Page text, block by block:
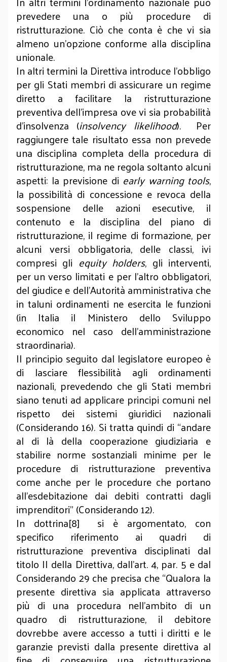
prevedere una o più procedure di
ristrutturazione. Ciò che conta è che vi sia
almeno un’opzione conforme alla disciplina
unionale.
In altri termini la Direttiva introduce l’obbligo
per gli Stati membri di assicurare un regime
diretto a facilitare la ristrutturazione
preventiva dell’impresa ove vi sia probabilità
d’insolvenza (insolvency likelihood). Per
raggiungere tale risultato essa non prevede
una disciplina completa della procedura di
ristrutturazione, ma ne regola soltanto alcuni
aspetti: la previsione di early warning tools,
la possibilità di concessione e revoca della
sospensione delle azioni esecutive, il
contenuto e la disciplina del piano di
ristrutturazione, il regime di formazione, per
alcuni versi obbligatoria, delle classi, ivi
compresi gli equity holders, gli interventi,
per un verso limitati e per l’altro obbligatori,
del giudice e dell’Autorità amministrativa che
in taluni ordinamenti ne esercita le funzioni
(in Italia il Ministero dello Sviluppo
economico nel caso dell’amministrazione
straordinaria).
Il principio seguito dal legislatore europeo è
di lasciare flessibilità agli ordinamenti
nazionali, prevedendo che gli Stati membri
siano tenuti ad applicare principi comuni nel
rispetto dei sistemi giuridici nazionali
(Considerando 16). Si tratta quindi di “andare
al di là della cooperazione giudiziaria e
stabilire norme sostanziali minime per le
procedure di ristrutturazione preventiva
come anche per le procedure che portano
all'esdebitazione dai debiti contratti dagli
imprenditori” (Considerando 12).
In dottrina[8] si è argomentato, con
specifico riferimento ai quadri di
ristrutturazione preventiva disciplinati dal
titolo II della Direttiva, dall’art. 4, par. 5 e dal
Considerando 29 che precisa che “Qualora la
presente direttiva sia applicata attraverso
più di una procedura nell'ambito di un
quadro di ristrutturazione, il debitore
dovrebbe avere accesso a tutti i diritti e le
garanzie previsti dalla presente direttiva al